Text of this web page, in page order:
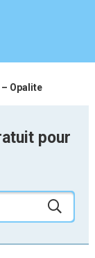
Opalite
pour